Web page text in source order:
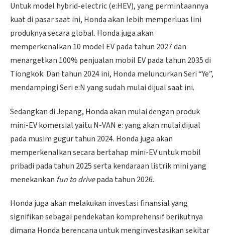
Untuk model hybrid-electric (e:HEV), yang permintaannya
kuat di pasar saat ini, Honda akan lebih memperluas lini
produknya secara global. Honda juga akan
memperkenalkan 10 model EV pada tahun 2027 dan
menargetkan 100% penjualan mobil EV pada tahun 2035 di
Tiongkok. Dan tahun 2024 ini, Honda meluncurkan Seri “Ye”,
mendampingi Seri e:N yang sudah mulai dijual saat ini.
Sedangkan di Jepang, Honda akan mulai dengan produk
mini-EV komersial yaitu N-VAN e: yang akan mulai dijual
pada musim gugur tahun 2024. Honda juga akan
memperkenalkan secara bertahap mini-EV untuk mobil
pribadi pada tahun 2025 serta kendaraan listrik mini yang
menekankan fun to drivepada tahun 2026.
Honda juga akan melakukan investasi finansial yang
signifikan sebagai pendekatan komprehensif berikutnya
dimana Honda berencana untuk menginvestasikan sekitar